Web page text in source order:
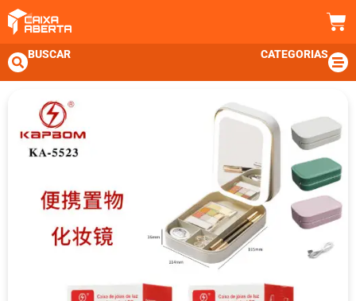
BUSCAR CATEGORIAS